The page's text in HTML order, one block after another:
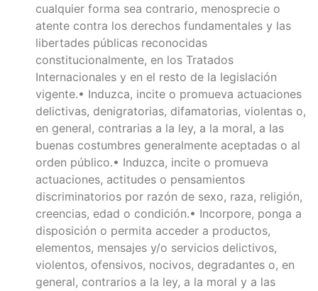
cualquier forma sea contrario, menosprecie o
atente contra los derechos fundamentales y las
libertades públicas reconocidas
constitucionalmente, en los Tratados
Internacionales y en el resto de la legislación
vigente.• Induzca, incite o promueva actuaciones
delictivas, denigratorias, difamatorias, violentas o,
en general, contrarias a la ley, a la moral, a las
buenas costumbres generalmente aceptadas o al
orden público.• Induzca, incite o promueva
actuaciones, actitudes o pensamientos
discriminatorios por razón de sexo, raza, religión,
creencias, edad o condición.• Incorpore, ponga a
disposición o permita acceder a productos,
elementos, mensajes y/o servicios delictivos,
violentos, ofensivos, nocivos, degradantes o, en
general, contrarios a la ley, a la moral y a las